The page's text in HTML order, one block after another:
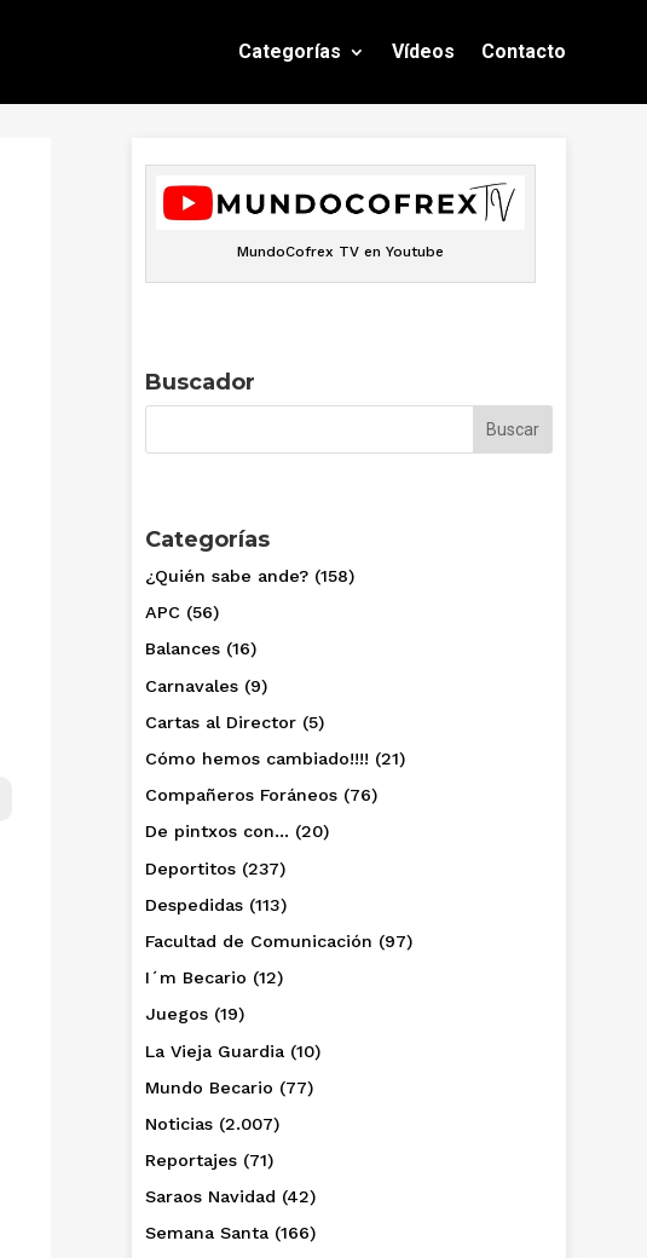
Categorías Vídeos Contacto
MundoCofrex TV en Youtube
Buscador
Categorías
¿Quién sabe ande? (158)
APC (56)
Balances (16)
Carnavales (9)
Cartas al Director (5)
Cómo hemos cambiado!!!! (21)
Compañeros Foráneos (76)
De pintxos con… (20)
Deportitos (237)
Despedidas (113)
Facultad de Comunicación (97)
I´m Becario (12)
Juegos (19)
La Vieja Guardia (10)
Mundo Becario (77)
Noticias (2.007)
Reportajes (71)
Saraos Navidad (42)
Semana Santa (166)